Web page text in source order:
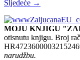
Sljedeće →
MOJU KNJIGU
otisnutu knjigu. Broj
narudžbu.